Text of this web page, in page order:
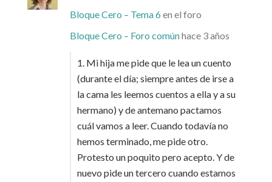
Bloque Cero – Tema 6en el foro
Bloque Cero – Foro comúnhace 3 años
1. Mi hija me pide que le lea un cuento
(durante el día; siempre antes de irse a
la cama les leemos cuentos a ella y a su
hermano) y de antemano pactamos
cuál vamos a leer. Cuando todavía no
hemos terminado, me pide otro.
Protesto un poquito pero acepto. Y de
nuevo pide un tercero cuando estamos